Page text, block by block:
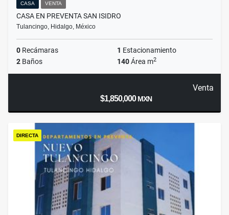
CASA VENTA
CASA EN PREVENTA SAN ISIDRO
Tulancingo, Hidalgo, México
0 Recámaras 1 Estacionamiento
2 Baños 140Área m2
Venta
$1,850,000MXN
DIRECTA